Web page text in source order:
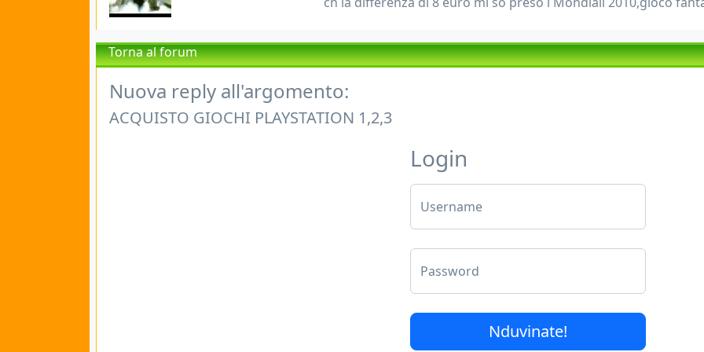
Torna al forum
Nuova reply all'argomento:
ACQUISTO GIOCHI PLAYSTATION 1,2,3
Login
Username
Password